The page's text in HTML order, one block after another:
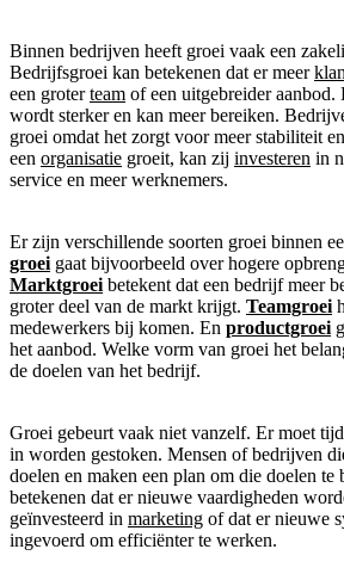
Binnen bedrijven heeft groei vaak een
Bedrijfsgroei kan betekenen dat er meer
een groterteam of een uitgebreider
wordt sterker en kan meer bereiken.
groei omdat het zorgt voor meer stabiliteit
een organisatie groeit, kan zij investeren in
service en meer werknemers.
Er zijn verschillende soorten groei binnen
groei gaat bijvoorbeeld over hogere
Marktgroei betekent dat een bedrijf meer
groter deel van de markt krijgt. Teamgroei
medewerkers bij komen. En productgroei
het aanbod. Welke vorm van groei het
de doelen van het bedrijf.
Groei gebeurt vaak niet vanzelf. Er moet
in worden gestoken. Mensen of bedrijven
doelen en maken een plan om die doelen te
betekenen dat er nieuwe vaardigheden
geïnvesteerd in marketing of dat er nieuwe
ingevoerd om efficiënter te werken.